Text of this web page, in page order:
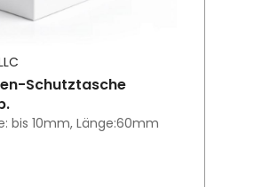
Schutztasche
bis 10mm, Länge:60mm